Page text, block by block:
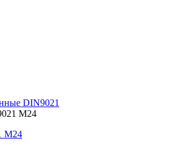
DIN9021
М24